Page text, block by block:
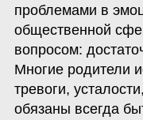
проблемами в
общественной
вопросом:
Многие родители
тревоги,
обязаны всегда